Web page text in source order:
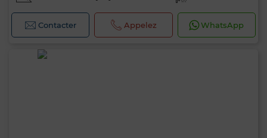
Contacter Appelez WhatsApp